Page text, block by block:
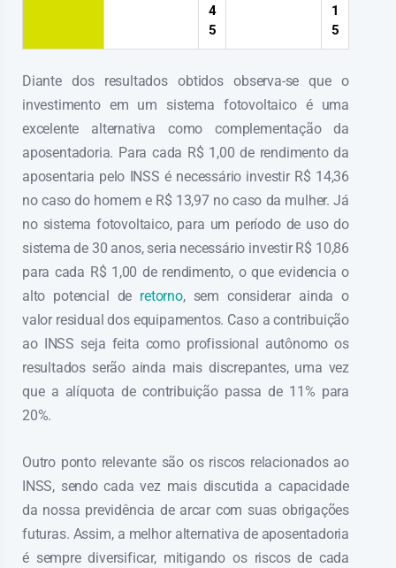
4
5
1
5
Diante dos resultados obtidos observa-se que o
investimento em um sistema fotovoltaico é uma
excelente alternativa como complementação da
aposentadoria. Para cada R$ 1,00 de rendimento da
aposentaria pelo INSS é necessário investir R$ 14,36
no caso do homem e R$ 13,97 no caso da mulher. Já
no sistema fotovoltaico, para um período de uso do
sistema de 30 anos, seria necessário investir R$ 10,86
para cada R$ 1,00 de rendimento, o que evidencia o
alto potencial de retorno, sem considerar ainda o
valor residual dos equipamentos. Caso a contribuição
ao INSS seja feita como profissional autônomo os
resultados serão ainda mais discrepantes, uma vez
que a alíquota de contribuição passa de 11% para
20%.
Outro ponto relevante são os riscos relacionados ao
INSS, sendo cada vez mais discutida a capacidade
da nossa previdência de arcar com suas obrigações
futuras. Assim, a melhor alternativa de aposentadoria
é sempre diversificar, mitigando os riscos de cada